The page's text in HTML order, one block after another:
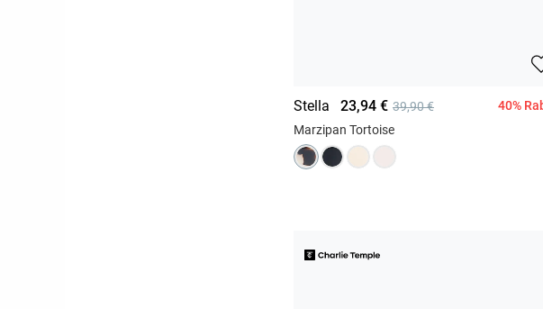
Stella 23,94 € 39,90 €
40%
Marzipan Tortoise